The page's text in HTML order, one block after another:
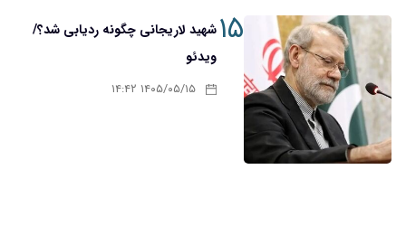
۱۵شهید لاریجانی چگونه ردیابی شد؟/
ویدئو
۱۴۰۵/۰۵/۱۵ ۱۴:۴۲